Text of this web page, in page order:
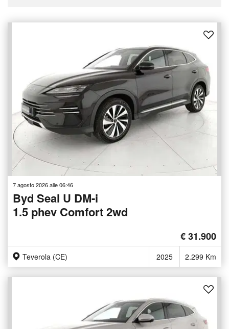
7 agosto 2026 alle 06:46
Byd Seal U DM-i
1.5 phev Comfort 2wd
€ 31.900
Teverola (CE) 2025 2.299 Km